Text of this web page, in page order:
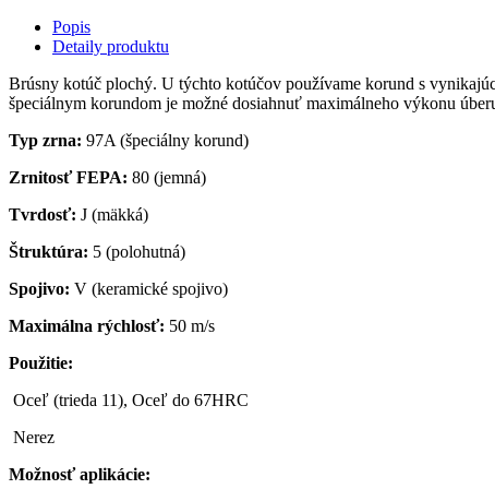
Popis
Detaily produktu
Brúsny kotúč plochý. U týchto kotúčov používame korund s
špeciálnym korundom je možné dosiahnuť maximálneho výkonu
Typ zrna: 97A (špeciálny korund)
Zrnitosť FEPA: 80 (jemná)
Tvrdosť: J (mäkká)
Štruktúra: 5 (polohutná)
Spojivo: V (keramické spojivo)
Maximálna rýchlosť: 50 m/s
Použitie:
Oceľ (trieda 11), Oceľ do 67HRC
Nerez
Možnosť aplikácie: